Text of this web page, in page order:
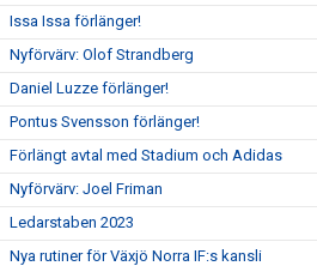
Issa Issa förlänger!
Nyförvärv: Olof Strandberg
Daniel Luzze förlänger!
Pontus Svensson förlänger!
Förlängt avtal med Stadium och Adidas
Nyförvärv: Joel Friman
Ledarstaben 2023
Nya rutiner för Växjö Norra IF:s kansli